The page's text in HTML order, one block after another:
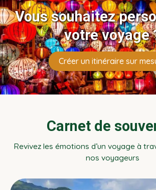
Vous souhaitez
votre voyage
Créer un itinéraire sur
Carnet de
Revivez les émotions d’un voyage à
nos voyageurs